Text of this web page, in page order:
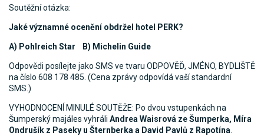
Soutěžní otázka:
Jaké významné ocenění obdržel hotel PERK?
A) Pohlreich Star B) Michelin Guide
Odpovědi posílejte jako SMS ve tvaru ODPOVĚĎ, JMÉNO, BYDLIŠTĚ
na číslo 608 178 485. (Cena zprávy odpovídá vaší standardní
SMS.)
VYHODNOCENÍ MINULÉ SOUTĚŽE: Po dvou vstupenkách na
Šumperský majáles vyhráli Andrea Waisrová ze Šumperka, Míra
Ondrušík z Paseky u Šternberka a David Pavlů z Rapotína.